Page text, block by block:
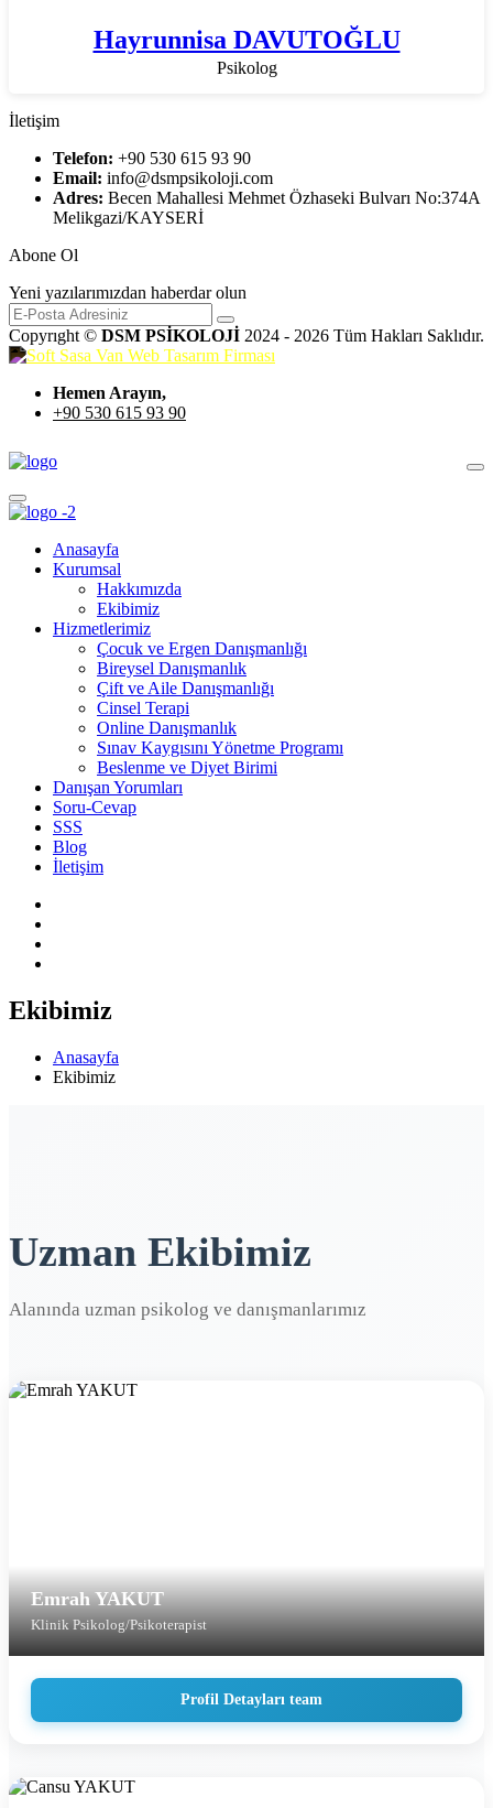
Hayrunnisa DAVUTOĞLU
Psikolog
İletişim
Telefon: +90 530 615 93 90
Email: info@dsmpsikoloji.com
Adres: Becen Mahallesi Mehmet Özhaseki Bulvarı No:374A
Melikgazi/KAYSERİ
Abone Ol
Yeni yazılarımızdan haberdar olun
Copyrıght © DSM PSİKOLOJİ 2024 - 2026 Tüm Hakları Saklıdır.
Hemen Arayın,
+90 530 615 93 90
Anasayfa
Kurumsal
Hakkımızda
Ekibimiz
Hizmetlerimiz
Çocuk ve Ergen Danışmanlığı
Bireysel Danışmanlık
Çift ve Aile Danışmanlığı
Cinsel Terapi
Online Danışmanlık
Sınav Kaygısını Yönetme Programı
Beslenme ve Diyet Birimi
Danışan Yorumları
Soru-Cevap
SSS
Blog
İletişim
Ekibimiz
Anasayfa
Ekibimiz
Uzman Ekibimiz
Alanında uzman psikolog ve danışmanlarımız
Emrah YAKUT
Klinik Psikolog/Psikoterapist
Profil Detayları team